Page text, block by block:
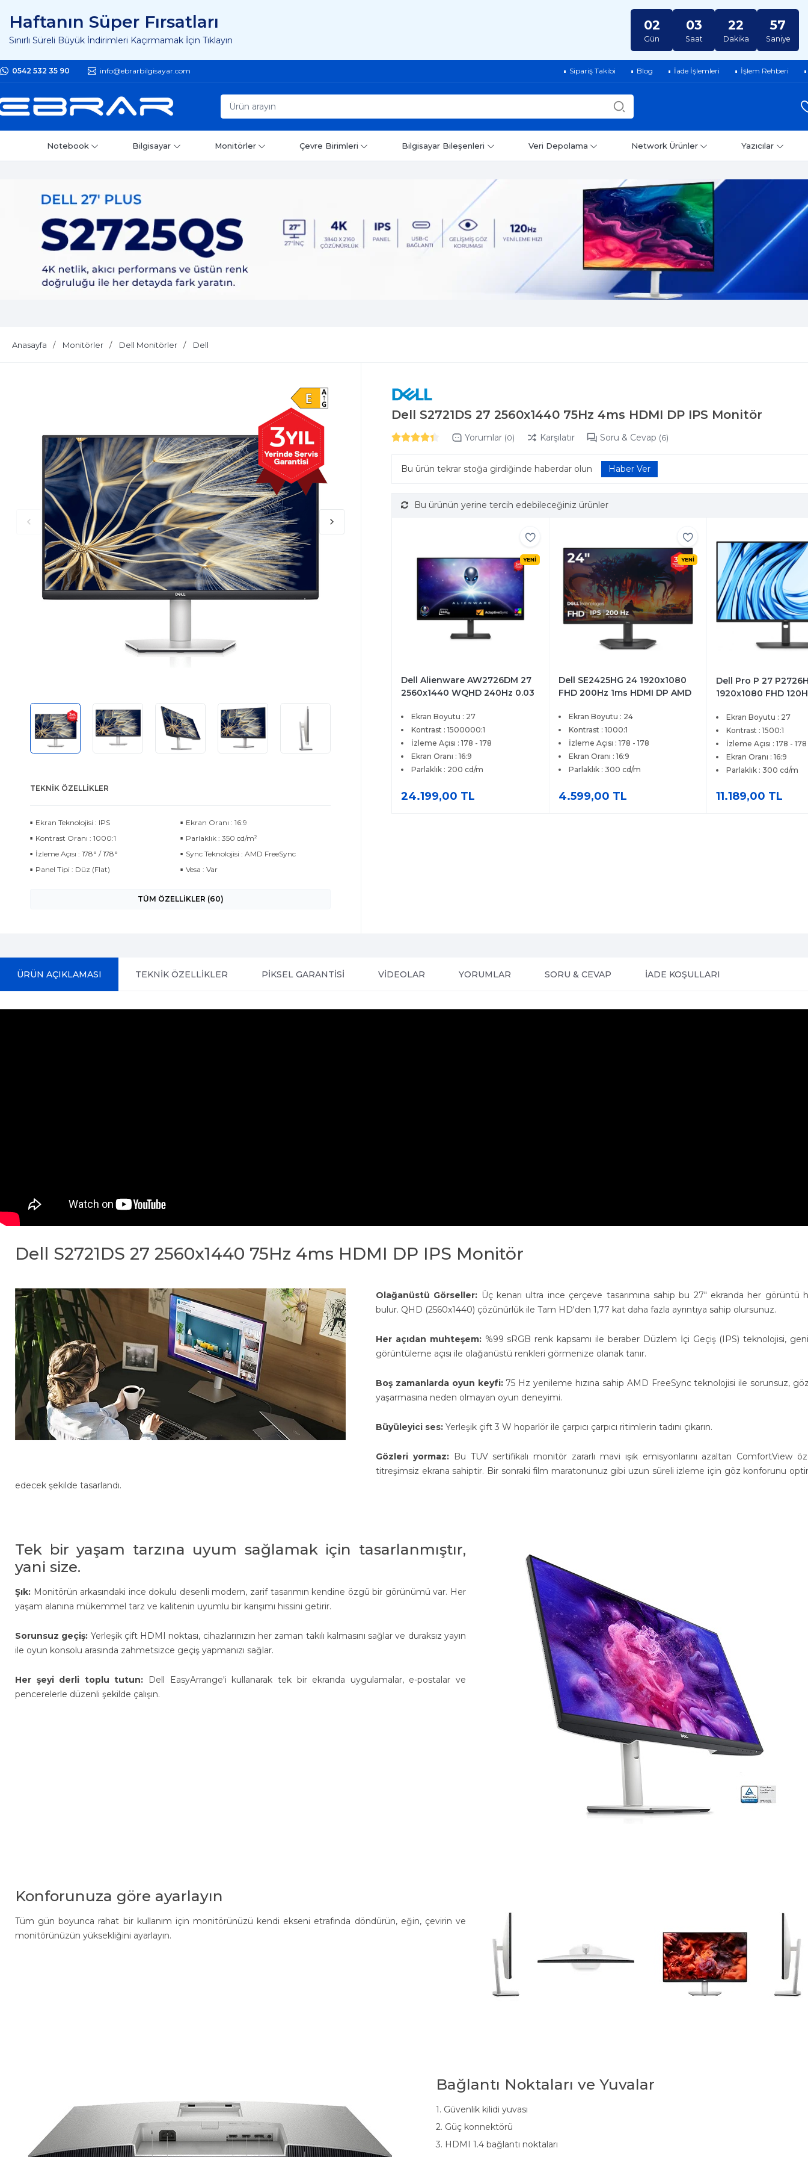
Haftanın Süper Fırsatları
Sınırlı Süreli Büyük İndirimleri Kaçırmamak İçin Tıklayın
02
Gün
03
Saat
22
Dakika
56
Saniye
0542 532 35 90 info@ebrarbilgisayar.com Sipariş Takibi Blog İade İşlemleri İşlem Rehberi
Notebook Bilgisayar Monitörler Çevre Birimleri Bilgisayar Bileşenleri Veri Depolama Network Ürünler Yazıcılar
Anasayfa Monitörler Dell Monitörler Dell
TEKNIK ÖZELLIKLER
Ekran Teknolojisi : IPS
Ekran Oranı : 16:9
Kontrast Oranı : 1000:1
Parlaklık : 350 cd/m²
İzleme Açısı : 178° / 178°
Sync Teknolojisi : AMD FreeSync
Panel Tipi : Düz (Flat)
Vesa : Var
TÜM ÖZELLİKLER (60)
Dell S2721DS 27 2560x1440 75Hz 4ms HDMI DP IPS Monitör
Yorumlar (0) Karşılatır Soru & Cevap (6)
Bu ürün tekrar stoğa girdiğinde haberdar olun
Bu ürünün yerine tercih edebileceğiniz ürünler
YENİ
Dell Alienware AW2726DM 27
2560x1440 WQHD 240Hz 0.03
QD-OLED Gaming Monitör
Ekran Boyutu : 27
Kontrast : 1500000:1
İzleme Açısı : 178 - 178
Ekran Oranı : 16:9
Parlaklık : 200 cd/m
24.199,00 TL
YENİ
Dell SE2425HG 24 1920x1080
FHD 200Hz 1ms HDMI DP AMD
Monitör
Ekran Boyutu : 24
Kontrast : 1000:1
İzleme Açısı : 178 - 178
Ekran Oranı : 16:9
Parlaklık : 300 cd/m
4.599,00 TL
Dell Pro P 27
1920x1080 FHD
Ekran Boyutu : 27
Kontrast : 1500:1
İzleme Açısı : 178 - 178
Ekran Oranı : 16:9
Parlaklık : 300 cd/m
11.189,00 TL
ÜRÜN AÇIKLAMASI TEKNİK ÖZELLİKLER PIKSEL GARANTISI VİDEOLAR YORUMLAR SORU & CEVAP İADE KOŞULLARI
Dell S2721DS 27 2560x1440 75Hz 4ms HDMI DP IPS Monitör
Olağanüstü Görseller: Üç kenarı ultra ince çerçeve tasarımına sahip bu 27" ekranda her görüntü
bulur. QHD (2560x1440) çözünürlük ile Tam HD'den 1,77 kat daha fazla ayrıntıya sahip olursunuz.
Her açıdan muhteşem: %99 sRGB renk kapsamı ile beraber Düzlem İçi Geçiş (IPS) teknolojisi,
görüntüleme açısı ile olağanüstü renkleri görmenize olanak tanır.
Boş zamanlarda oyun keyfi: 75 Hz yenileme hızına sahip AMD FreeSync teknolojisi ile sorunsuz,
yaşarmasına neden olmayan oyun deneyimi.
Büyüleyici ses: Yerleşik çift 3 W hoparlör ile çarpıcı çarpıcı ritimlerin tadını çıkarın.
Gözleri yormaz: Bu TUV sertifikalı monitör zararlı mavi ışık emisyonlarını azaltan ComfortView
titreşimsiz ekrana sahiptir. Bir sonraki film maratonunuz gibi uzun süreli izleme için göz konforunu
edecek şekilde tasarlandı.
Tek bir yaşam tarzına uyum sağlamak için tasarlanmıştır,
yani size.
Şık: Monitörün arkasındaki ince dokulu desenli modern, zarif tasarımın kendine özgü bir görünümü var. Her
yaşam alanına mükemmel tarz ve kalitenin uyumlu bir karışımı hissini getirir.
Sorunsuz geçiş: Yerleşik çift HDMI noktası, cihazlarınızın her zaman takılı kalmasını sağlar ve duraksız yayın
ile oyun konsolu arasında zahmetsizce geçiş yapmanızı sağlar.
Her şeyi derli toplu tutun:
Dell EasyArrange'i kullanarak tek bir ekranda uygulamalar, e-postalar ve
pencerelerle düzenli şekilde çalışın.
Konforunuza göre ayarlayın
Tüm gün boyunca rahat bir kullanım için monitörünüzü kendi ekseni etrafında döndürün, eğin, çevirin ve
monitörünüzün yüksekliğini ayarlayın.
Bağlantı Noktaları ve Yuvalar
1. Güvenlik kilidi yuvası
2. Güç konnektörü
3. HDMI 1.4 bağlantı noktaları